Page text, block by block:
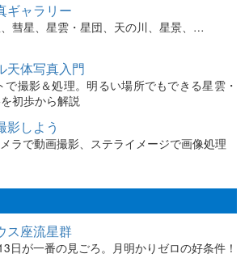
ギャラリー
彗星、星雲・星団、天の川、星景、…
天体写真入門
で撮影＆処理。明るい場所でもできる星雲・
初歩から解説
影しよう
ラで動画撮影、ステライメージで画像処理
ス座流星群
日が一番の見ごろ。月明かりゼロの好条件！